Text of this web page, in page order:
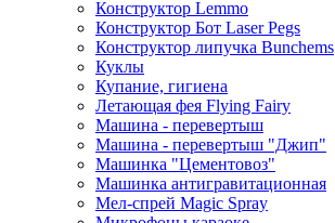
Конструктор Lemmo
Конструктор Бот Laser Pegs
Конструктор липучка Bunchems
Куклы
Купание, гигиена
Летающая фея Flying Fairy
Машина - перевертыш
Машина - перевертыш "Джип"
Машинка "Цементовоз"
Машинка антигравитационная
Мел-спрей Magic Spray